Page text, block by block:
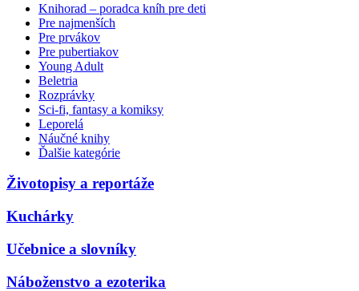
Knihorad – poradca kníh pre deti
Pre najmenších
Pre prvákov
Pre pubertiakov
Young Adult
Beletria
Rozprávky
Sci-fi, fantasy a komiksy
Leporelá
Náučné knihy
Ďalšie kategórie
Životopisy a reportáže
Kuchárky
Učebnice a slovníky
Náboženstvo a ezoterika